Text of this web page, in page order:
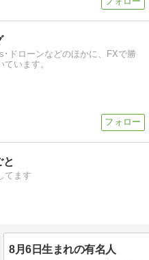
･ドローンなどのほかに、FXで勝
います。
と
てます
8月6日生まれの有名人